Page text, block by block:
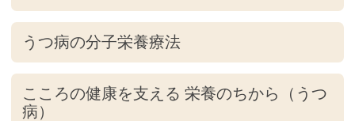
うつ病の分子栄養療法
こころの健康を支える 栄養のちから（うつ
病）